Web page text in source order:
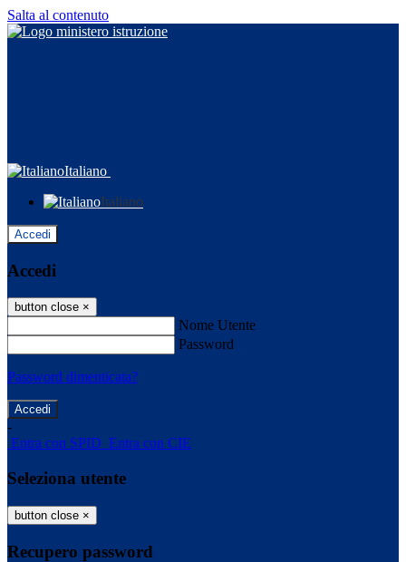
Salta al contenuto
Italiano
Italiano
Accedi
Accedi
button close ×
Nome Utente
Password
Password dimenticata?
-
Entra con SPID Entra con CIE
Seleziona utente
button close ×
Recupero password